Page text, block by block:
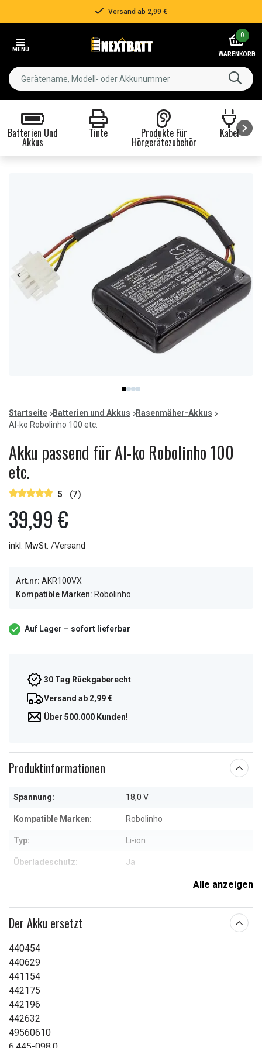
Versand ab 2,99 €
MENÜ
0
WARENKORB
Batterien Und
Akkus
Tinte Produkte Für
Hörgerätezubehör
Kabel
item
0
item
1
item
2
item
3
of
4
Startseite Batterien und Akkus
Rasenmäher-Akkus
Al-ko Robolinho 100 etc.
Akku passend für Al-ko Robolinho 100
etc.
5 (7)
39,99 €
inkl. MwSt. /Versand
Art.nr: AKR100VX
Kompatible Marken: Robolinho
Auf Lager – sofort lieferbar
30 Tag Rückgaberecht
Versand ab 2,99 €
Über 500.000 Kunden!
Produktinformationen
Spannung: 18,0 V
Kompatible Marken: Robolinho
Typ: Li-ion
Überladeschutz: Ja
94,60 x 68,50 x 25,32 mm
Kapazität: 2500 mAh
Alle anzeigen
Der Akku ersetzt
440454
440629
441154
442175
442196
442632
49560610